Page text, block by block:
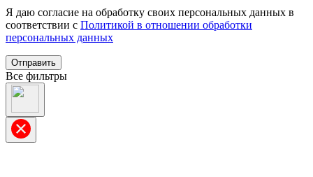
Я даю согласие на обработку своих персональных данных в
соответствии с Политикой в отношении обработки
персональных данных
Отправить
Все фильтры